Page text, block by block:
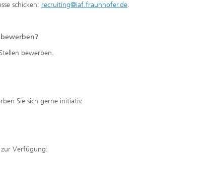
schicken: recruiting@iaf.fraunhofer.de.
bewerben.
Sie sich gerne initiativ.
zur Verfügung: